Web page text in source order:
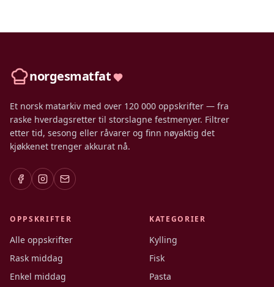
norgesmatfat
Et norsk matarkiv med over 120 000 oppskrifter — fra
raske hverdagsretter til storslagne festmenyer. Filtrer
etter tid, sesong eller råvarer og finn nøyaktig det
kjøkkenet trenger akkurat nå.
OPPSKRIFTER
Alle oppskrifter
Rask middag
Enkel middag
KATEGORIER
Kylling
Fisk
Pasta